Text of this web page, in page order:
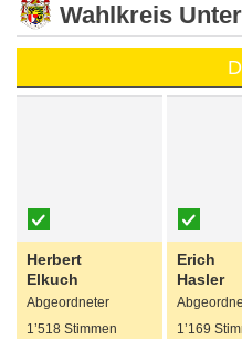
Wahlkreis
Herbert
Elkuch
Abgeordneter
1’518 Stimmen
Erich
Hasler
1’169